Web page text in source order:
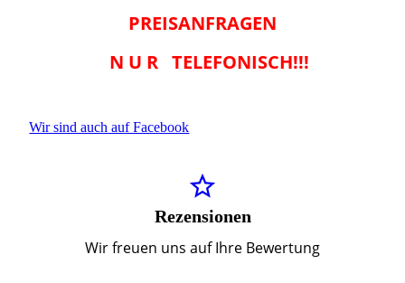
PREISANFRAGEN
N U R TELEFONISCH!!!
Wir sind auch auf Facebook
Rezensionen
Wir freuen uns auf Ihre Bewertung